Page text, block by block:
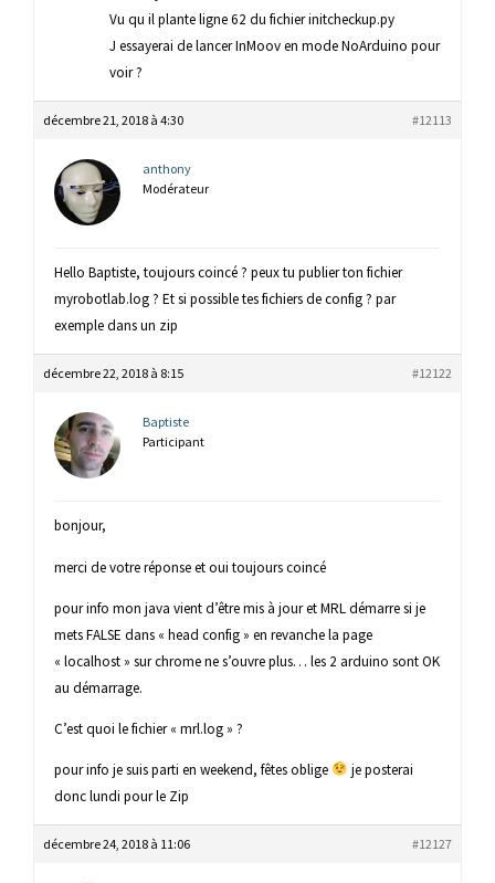
Vu qu il plante ligne 62 du fichier initcheckup.py
J essayerai de lancer InMoov en mode NoArduino pour
voir ?
décembre 21, 2018 à 4:30 #12113
anthony
Modérateur
Hello Baptiste, toujours coincé ? peux tu publier ton fichier
myrobotlab.log ? Et si possible tes fichiers de config ? par
exemple dans un zip
décembre 22, 2018 à 8:15 #12122
Baptiste
Participant
bonjour,
merci de votre réponse et oui toujours coincé
pour info mon java vient d’être mis à jour et MRL démarre si je
mets FALSE dans « head config » en revanche la page
« localhost » sur chrome ne s’ouvre plus… les 2 arduino sont OK
au démarrage.
C’est quoi le fichier « mrl.log » ?
pour info je suis parti en weekend, fêtes oblige
je posterai
donc lundi pour le Zip
décembre 24, 2018 à 11:06 #12127